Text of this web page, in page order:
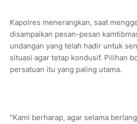
Kapolres menerangkan, saat
disampaikan pesan-pesan
undangan yang telah hadir untuk
situasi agar tetap kondusif. Pilihan
persatuan itu yang paling utama.
"Kami berharap, agar selama